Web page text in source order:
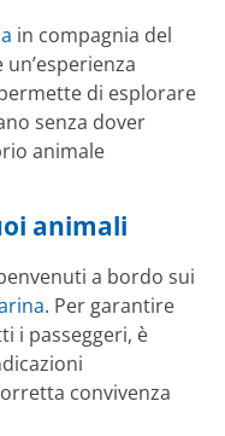
in compagnia del
di esplorare
senza dover
animale
animali
a bordo sui
. Per garantire
i passeggeri, è
convivenza